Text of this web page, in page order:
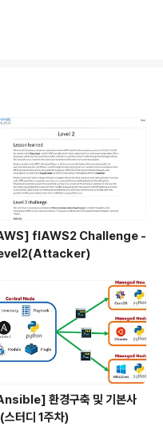
고리즘
문에, 최
이 없는
경로가 없
가중치가
우를 최소
최소 ..
flAWS2 Challenge -
환경구축 및 기본사
스터디 1주차)